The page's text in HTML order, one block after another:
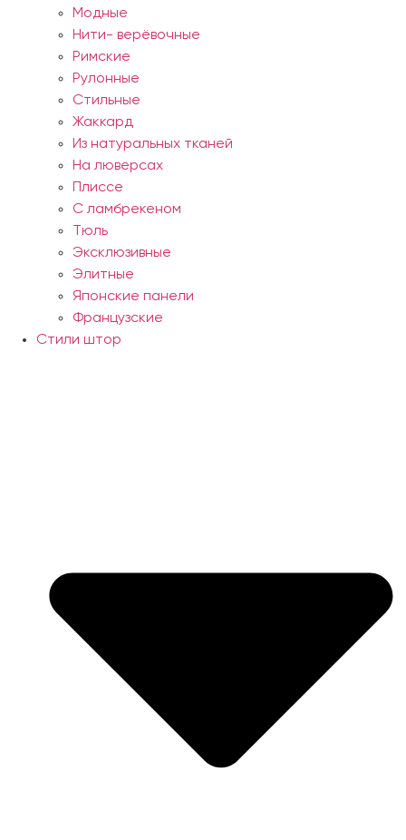
Модные
Нити- верёвочные
Римские
Рулонные
Стильные
Жаккард
Из натуральных тканей
На люверсах
Плиссе
С ламбрекеном
Тюль
Эксклюзивные
Элитные
Японские панели
Французские
Стили штор